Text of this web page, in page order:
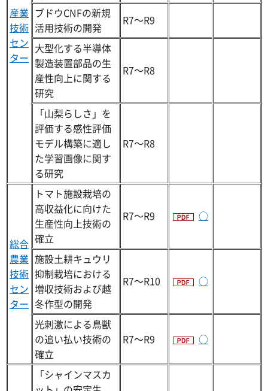
産業
技術
セン
ター
ブドウCNFの新規
活用技術の開発
R7～R9
大型化する半導体
製造装置部品の生
産性向上に関する
研究
R7～R8
「山梨らしさ」を
評価する感性評価
モデル構築に適し
た学習画像に関す
る研究
R7～R8
総合
農業
技術
セン
ター
トマト施設栽培の
高収益化に向けた
生産性向上技術の
確立
R7～R9 ○
施設土耕キュウリ
抑制栽培における
増収技術および越
冬作型の開発
R7～R10 ○
光刺激による鳥獣
の追い払い技術の
確立
R7～R9 ○
「シャインマスカ